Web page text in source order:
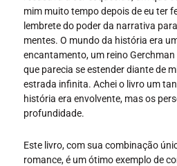
mim muito tempo depois de eu ter
lembrete do poder da narrativa
mentes. O mundo da história era
encantamento, um reino
que parecia se estender diante de
estrada infinita. Achei o livro um
história era envolvente, mas os
profundidade.
Este livro, com sua combinação
romance, é um ótimo exemplo de